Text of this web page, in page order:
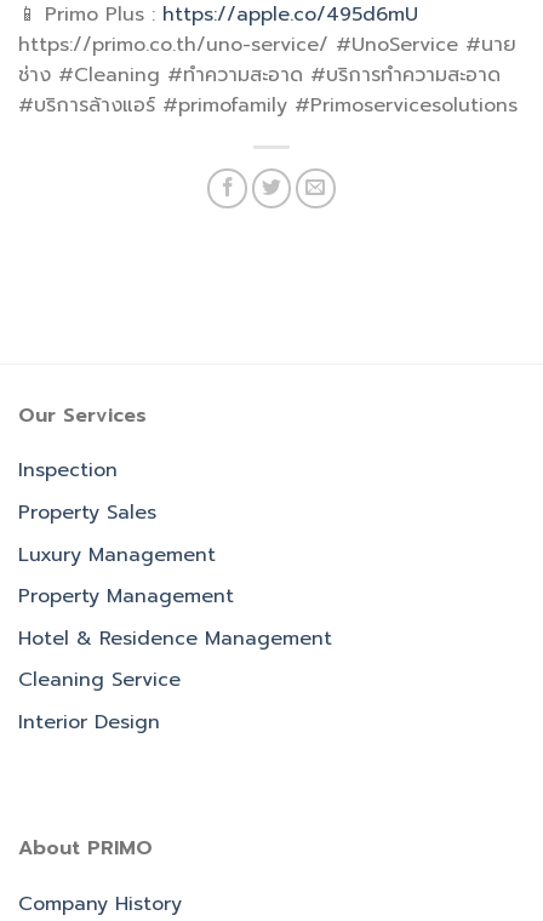
📱 Primo Plus : https://apple.co/495d6mU
https://primo.co.th/uno-service/ #UnoService #นาย
ช่าง #Cleaning #ทำความสะอาด #บริการทำความสะอาด
#บริการล้างแอร์ #primofamily #Primoservicesolutions
Our Services
Inspection
Property Sales
Luxury Management
Property Management
Hotel & Residence Management
Cleaning Service
Interior Design
About PRIMO
Company History